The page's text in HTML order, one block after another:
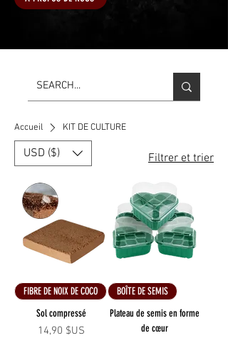
Accueil KIT DE CULTURE
Filtrer et trier
FIBRE DE NOIX DE COCO
Sol compressé
Prix
14,90 $US
BOÎTE DE SEMIS
Plateau de semis en forme
de cœur
USD ($)